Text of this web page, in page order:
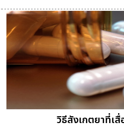
วิธีสังเกตยาที่เ